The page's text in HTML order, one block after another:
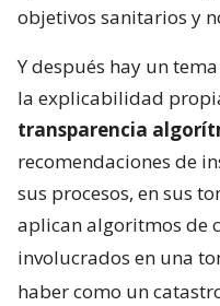
objetivos sanitarios y
Y después hay un
la explicabilidad
transparencia
recomendaciones de
sus procesos, en sus
aplican algoritmos de
involucrados en una
haber como un